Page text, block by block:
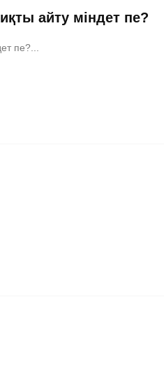
айту міндет пе?
пе?...